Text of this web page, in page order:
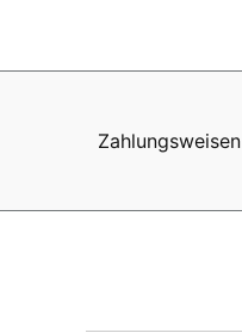
Zahlungsweisen